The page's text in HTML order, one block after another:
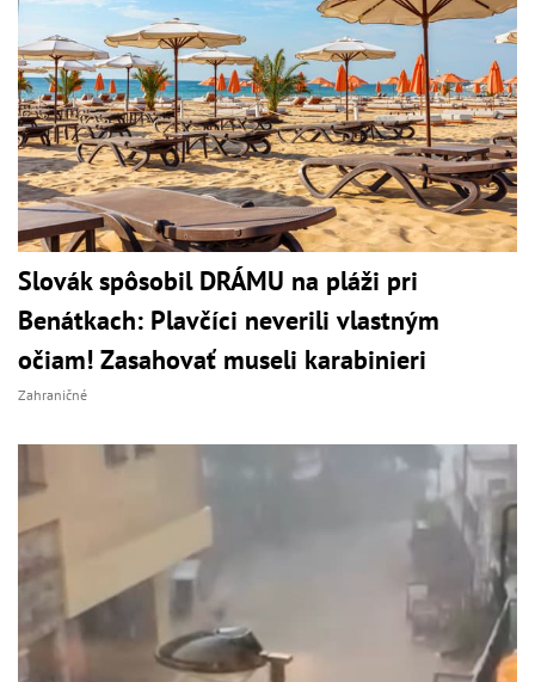
Slovák spôsobil DRÁMU na pláži pri
Benátkach: Plavčíci neverili vlastným
očiam! Zasahovať museli karabinieri
Zahraničné